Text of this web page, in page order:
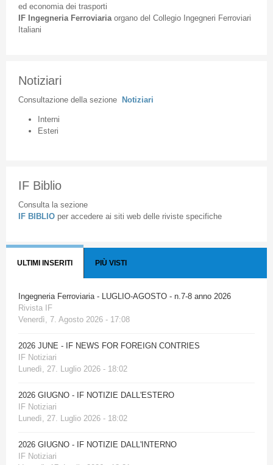
ed economia dei trasporti
IF Ingegneria Ferroviaria organodel Collegio Ingegneri Ferroviari
Italiani
Notiziari
Consultazione della sezione Notiziari
Interni
Esteri
IF Biblio
Consulta la sezione
IF BIBLIO per accedere ai siti web delle riviste specifiche
ULTIMI INSERITI PIÙ VISTI
Ingegneria Ferroviaria - LUGLIO-AGOSTO - n.7-8 anno 2026
Rivista IF
Venerdì, 7. Agosto 2026 - 17:08
2026 JUNE - IF NEWS FOR FOREIGN CONTRIES
IF Notiziari
Lunedì, 27. Luglio 2026 - 18:02
2026 GIUGNO - IF NOTIZIE DALL'ESTERO
IF Notiziari
Lunedì, 27. Luglio 2026 - 18:02
2026 GIUGNO - IF NOTIZIE DALL'INTERNO
IF Notiziari